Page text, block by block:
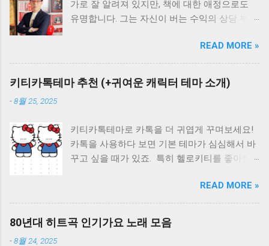
시하다. 광기가 우리를 갈라놓을 때까지 2013 괴
물 1982 바로 이런 게 벗어날 수 없는 지옥의 풍
체험된다. 경이롭다. 그랜드 부다페스트 호텔
2014 지나온 적 없는 어제의 세계들에 대한 근
원적 노스탤지어. 길소뜸 1985 나라야마 부시코
리고 어둡고 깊은 우물 하나. 늑대아이 2012 미
야자키 하야오 이후는 확실히 호소다 마모루! 다
크 나이트 2008 내러티브와 스타일을 완벽히 장
닭은? 1989 당신은 아직 아무것도 보지 못했다
정하는 마법 같은 순간. 레볼루셔너리 로드 2008
가로 잘 알려져 있지만, 책에 대한 애정으로도
유명합니다. 그는 자신이 버는 수익의 상당 부분
23,000권이 넘는 방대한 장서를 소장하고 있는
그만큼, 다양한 분야의 책에 대한 깊은 안목을
가지고 있습니다. 읽을 책을 찾고 있다면 다음에
읽을 책을 고민하고 계신다면 이동진의 추천 도
와 문학을 넘나드는 그의 시각에서 선별된 책들
을 만나보실 수 있습니다 마음에 드는 책제목이
나 저자는 눌러보세요. 네이버 검색으로 바로 넘
기 성의 역사 앵거스 맥래런 2 감각의 박물학 다
이앤 애커먼 3 게으름뱅이 정신분석 기시다 슈 4
고통받는 인간 손봉호 5 눈의 황홀 마쓰다 유키
READ MORE »
키티카톡테마 추천 (+귀여운 캐릭터 테마 소개)
-8월 25, 2025
키티카톡테마로 카톡을 더 귀엽게 꾸며보세요!
카톡을 사용하다 보면 기본 테마가 심심해서 바
꾸고 싶을 때가 있죠. 특히 헬로키티를 좋아한
키티카톡테마 아이폰 사용자라면 전용 키티카
톡테마를 무료로 받을 수 있어요. 깔끔한 배경
에 귀여운 키티 캐릭터가 들어간 테마들이 인기
가 많습니다. 키티카톡테마의 특징: 헬로키티 캐
READ MORE »
80년대 히트곡 인기가요 노래 모음
-8월 24, 2025